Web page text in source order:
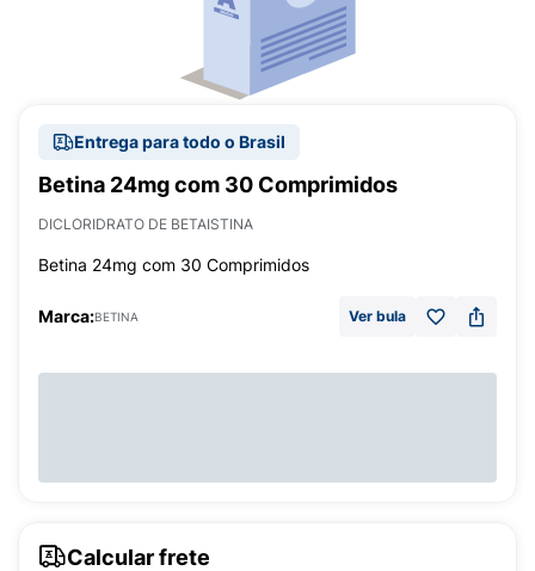
Entrega para todo o Brasil
Betina 24mg com 30 Comprimidos
DICLORIDRATO DE BETAISTINA
Betina 24mg com 30 Comprimidos
Marca:BETINA Ver bula
Calcular frete